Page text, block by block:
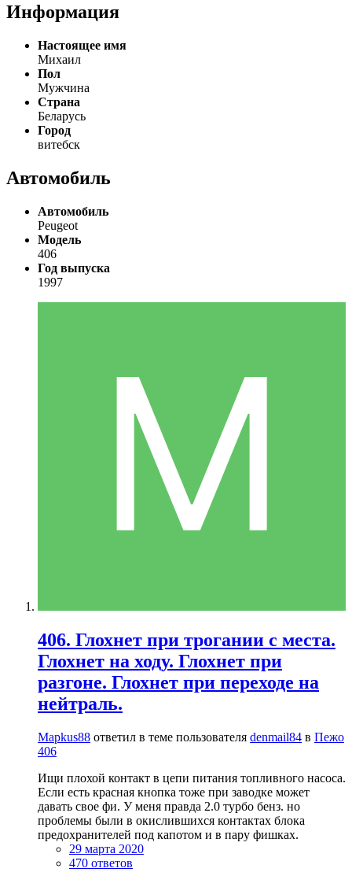
Информация
Настоящее имя
Михаил
Пол
Мужчина
Страна
Беларусь
Город
витебск
Автомобиль
Автомобиль
Peugeot
Модель
406
Год выпуска
1997
406. Глохнет при трогании с места.
Глохнет на ходу. Глохнет при
разгоне. Глохнет при переходе на
нейтраль.
Mapkus88 ответил в теме пользователя denmail84 в Пежо
406
Ищи плохой контакт в цепи питания топливного насоса.
Если есть красная кнопка тоже при заводке может
давать свое фи. У меня правда 2.0 турбо бенз. но
проблемы были в окислившихся контактах блока
предохранителей под капотом и в пару фишках.
29 марта 2020
470 ответов